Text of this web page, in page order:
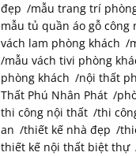
đẹp
mẫu trang trí
mẫu tủ quần áo gỗ công
vách lam phòng khách
mẫu vách tivi phòng
phòng khách
nội thất
Thất Phú Nhân Phát
thi công nội thất
thi
an
thiết kế nhà đẹp
thiết kế nội thất biệt thự